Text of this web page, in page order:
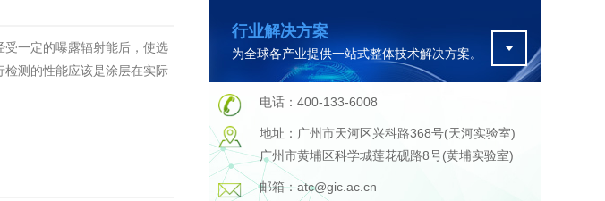
在线咨询
一定的曝露辐射能后，使选
测的性能应该是涂层在实际
行业解决方案
为全球各产业提供一站式整体技术解决方案。
电话：400-133-6008
地址：广州市天河区兴科路368号(天河实验室)
广州市黄埔区科学城莲花砚路8号(黄埔实验室)
邮箱：atc@gic.ac.cn